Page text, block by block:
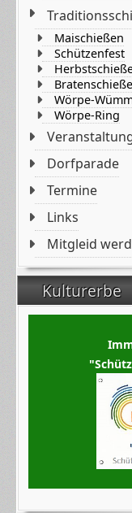
Maischießen
Schützenfest
Wörpe-
Wörpe-Ring
Dorfparade
Termine
Links
Mitgleid
Kulturerbe